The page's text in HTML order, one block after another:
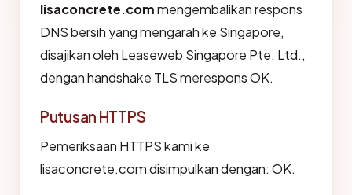
lisaconcrete.commengembalikan respons
DNS bersih yang mengarah ke Singapore,
disajikan oleh Leaseweb Singapore Pte. Ltd.,
dengan handshake TLS merespons OK.
Putusan HTTPS
Pemeriksaan HTTPS kami ke
lisaconcrete.com disimpulkan dengan: OK.